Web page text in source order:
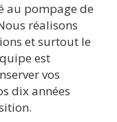
au pompage de
réalisons
et surtout le
est
vos
dix années